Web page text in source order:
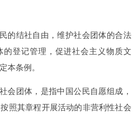
的结社自由，维护社会团体的合法
的登记管理，促进社会主义物质文
本条例。
会团体，是指中国公民自愿组成，
照其章程开展活动的非营利性社会